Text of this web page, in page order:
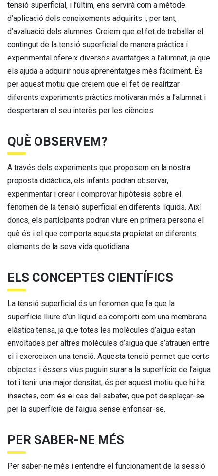
tensió superficial, i l’últim, ens servirà com a mètode
d’aplicació dels coneixements adquirits i, per tant,
d’avaluació dels alumnes. Creiem que el fet de treballar el
contingut de la tensió superficial de manera pràctica i
experimental ofereix diversos avantatges a l’alumnat, ja que
els ajuda a adquirir nous aprenentatges més fàcilment. És
per aquest motiu que creiem que el fet de realitzar
diferents experiments pràctics motivaran més a l’alumnat i
despertaran el seu interès per les ciències.
QUÈ OBSERVEM?
A través dels experiments que proposem en la nostra
proposta didàctica, els infants podran observar,
experimentar i crear i comprovar hipòtesis sobre el
fenomen de la tensió superficial en diferents líquids. Així
doncs, els participants podran viure en primera persona el
què és i el que comporta aquesta propietat en diferents
elements de la seva vida quotidiana.
ELS CONCEPTES CIENTÍFICS
La tensió superficial és un fenomen que fa que la
superfície lliure d’un líquid es comporti com una membrana
elàstica tensa, ja que totes les molècules d’aigua estan
envoltades per altres molècules d’aigua que s’atrauen entre
si i exerceixen una tensió. Aquesta tensió permet que certs
objectes i éssers vius puguin surar a la superfície de l’aigua
tot i tenir una major densitat, és per aquest motiu que hi ha
insectes, com és el cas del sabater, que pot desplaçar-se
per la superfície de l’aigua sense enfonsar-se.
PER SABER-NE MÉS
Per saber-ne més i entendre el funcionament de la sessió